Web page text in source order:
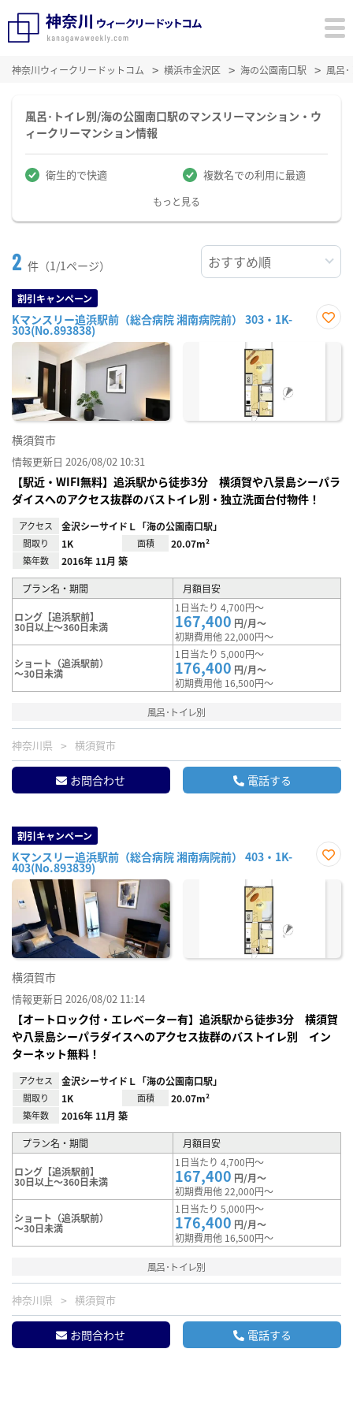
神奈川ウィークリードットコム 横浜市金沢区 海の公園南口駅 風呂
風呂･トイレ別/海の公園南口駅のマンスリーマンション・ウ
ィークリーマンション情報
衛生的で快適 複数名での利用に最適
もっと見る
2 件（1/1ページ）
割引キャンペーン
Kマンスリー追浜駅前（総合病院 湘南病院前） 303・1K-
303(No.893838)
に入
横須賀市
情報更新日 2026/08/02 10:31
【駅近・WIFI無料】追浜駅から徒歩3分 横須賀や八景島シーパラ
ダイスへのアクセス抜群のバストイレ別・独立洗面台付物件！
アクセス 金沢シーサイドＬ「海の公園南口駅」
間取り 1K 面積 20.07m²
築年数 2016年 11月 築
プラン名・期間 月額目安
ロング【追浜駅前】
30日以上～360日未満
1日当たり 4,700円～
167,400 円/月～
初期費用他 22,000円～
ショート（追浜駅前）
～30日未満
1日当たり 5,000円～
176,400 円/月～
初期費用他 16,500円～
風呂･トイレ別
神奈川県 横須賀市
お問合わせ 電話する
割引キャンペーン
Kマンスリー追浜駅前（総合病院 湘南病院前） 403・1K-
403(No.893839)
に入
横須賀市
情報更新日 2026/08/02 11:14
【オートロック付・エレベーター有】追浜駅から徒歩3分 横須賀
や八景島シーパラダイスへのアクセス抜群のバストイレ別 イン
ターネット無料！
アクセス 金沢シーサイドＬ「海の公園南口駅」
間取り 1K 面積 20.07m²
築年数 2016年 11月 築
プラン名・期間 月額目安
ロング【追浜駅前】
30日以上～360日未満
1日当たり 4,700円～
167,400 円/月～
初期費用他 22,000円～
ショート（追浜駅前）
～30日未満
1日当たり 5,000円～
176,400 円/月～
初期費用他 16,500円～
風呂･トイレ別
神奈川県 横須賀市
お問合わせ 電話する